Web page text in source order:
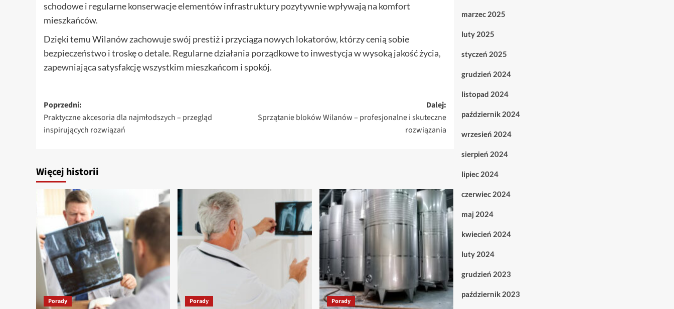
schodowe i regularne konserwacje elementów infrastruktury pozytywnie wpływają na komfort
mieszkańców.
Dzięki temu Wilanów zachowuje swój prestiż i przyciąga nowych lokatorów, którzy cenią sobie
bezpieczeństwo i troskę o detale. Regularne działania porządkowe to inwestycja w wysoką jakość życia,
zapewniająca satysfakcję wszystkim mieszkańcom i spokój.
Zobacz
wpisy
Poprzedni:
Praktyczne akcesoria dla najmłodszych – przegląd
inspirujących rozwiązań
Dalej:
Sprzątanie bloków Wilanów – profesjonalne i skuteczne
rozwiązania
Więcej historii
Porady Porady Porady
marzec 2025
luty 2025
styczeń 2025
grudzień 2024
listopad 2024
październik 2024
wrzesień 2024
sierpień 2024
lipiec 2024
czerwiec 2024
maj 2024
kwiecień 2024
luty 2024
grudzień 2023
październik 2023